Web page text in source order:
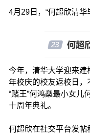
4月29日，“何超欣清华
今年，清华大学迎来
年校庆的校友返校日，
“赌王”何鸿燊最小女儿
十周年典礼。
何超欣在社交平台发